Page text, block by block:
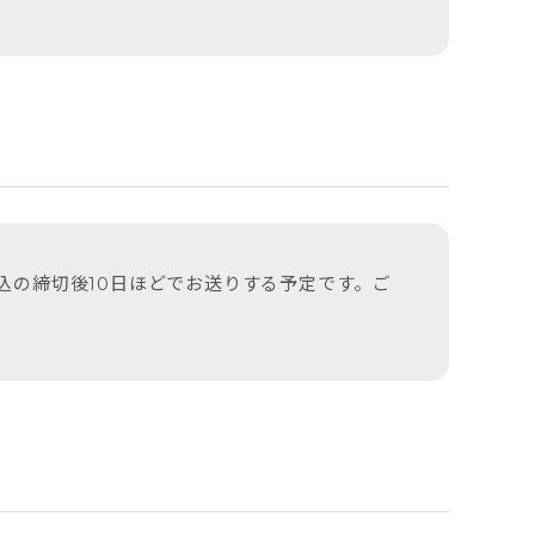
締切後10日ほどでお送りする予定です。ご